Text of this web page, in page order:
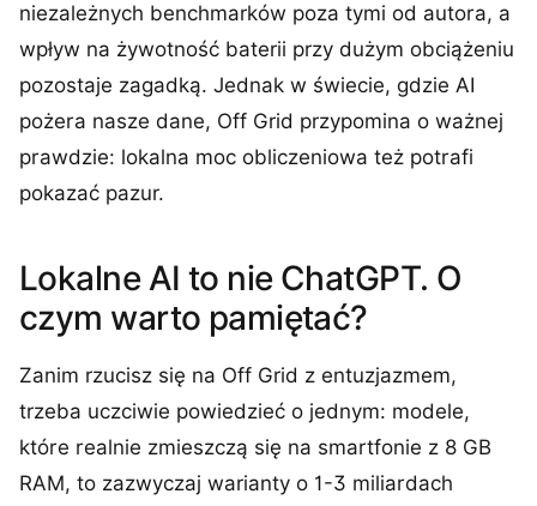
niezależnych benchmarków poza tymi od autora, a
wpływ na żywotność baterii przy dużym obciążeniu
pozostaje zagadką. Jednak w świecie, gdzie AI
pożera nasze dane, Off Grid przypomina o ważnej
prawdzie: lokalna moc obliczeniowa też potrafi
pokazać pazur.
Lokalne AI to nie ChatGPT. O
czym warto pamiętać?
Zanim rzucisz się na Off Grid z entuzjazmem,
trzeba uczciwie powiedzieć o jednym: modele,
które realnie zmieszczą się na smartfonie z 8 GB
RAM, to zazwyczaj warianty o 1-3 miliardach